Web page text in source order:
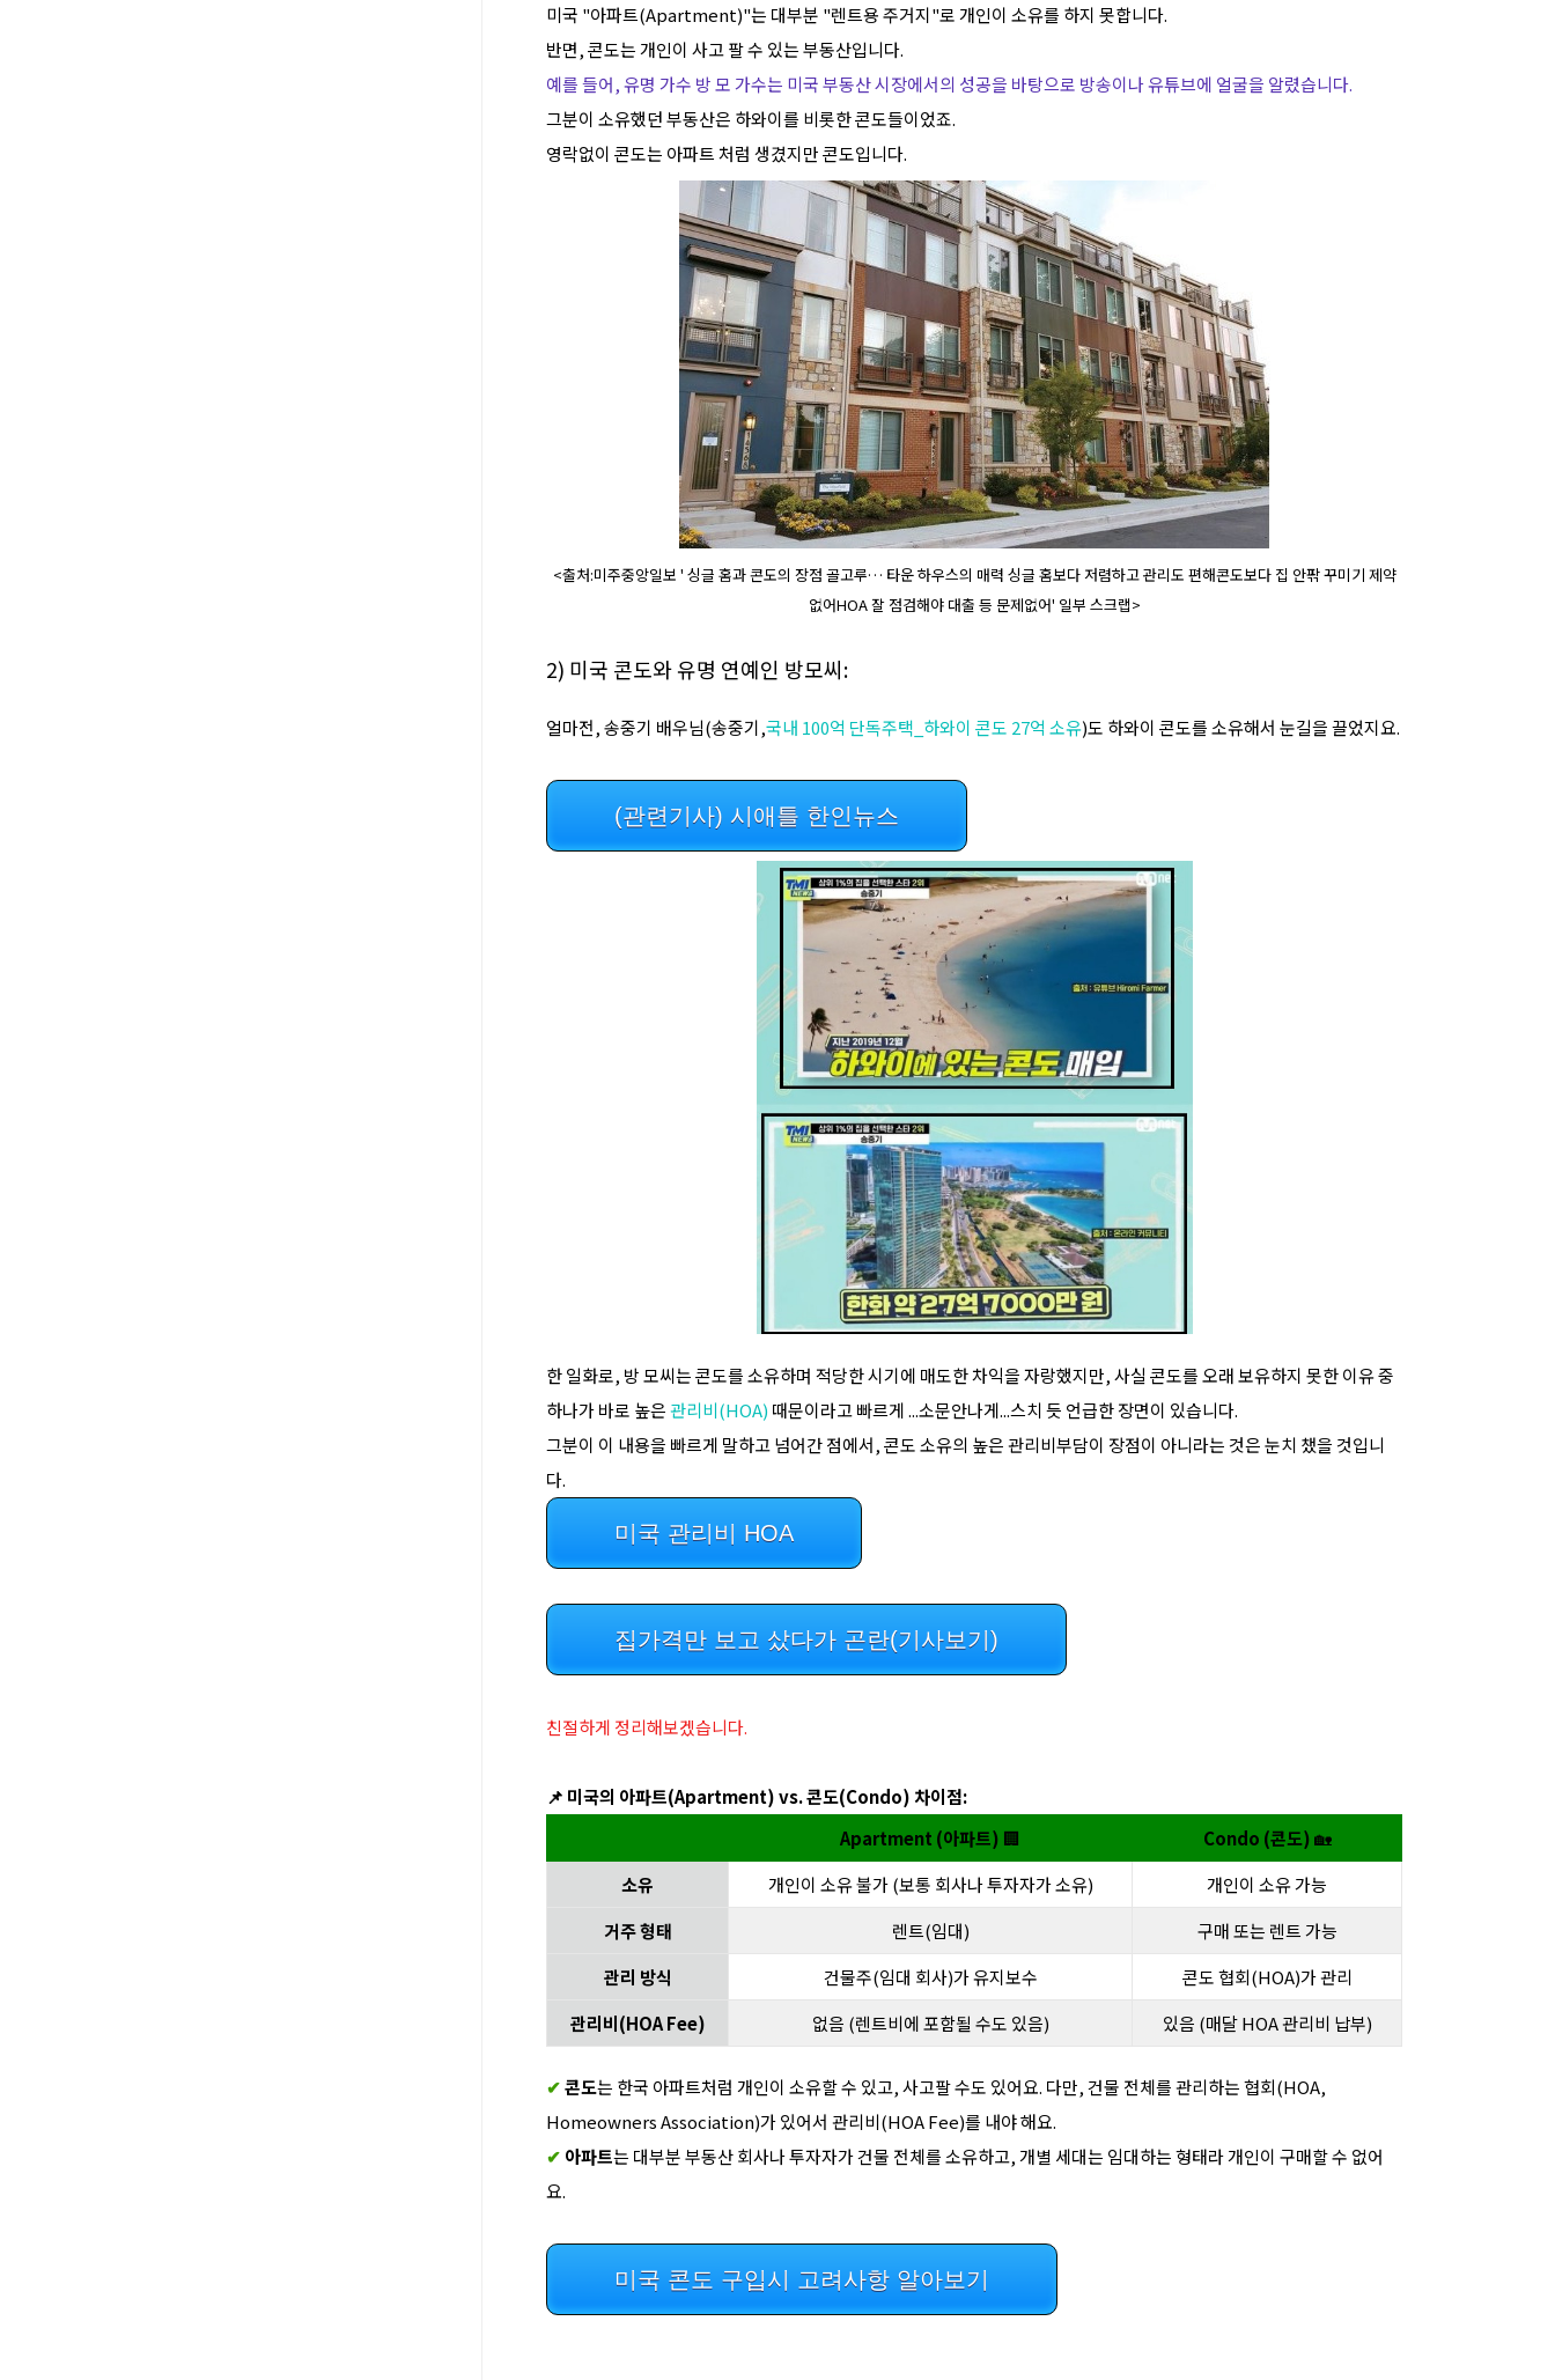
미국 "아파트(Apartment)"는 대부분 "렌트용 주거지"로 개인이 소유를 하지 못합니다.
반면, 콘도는 개인이 사고 팔 수 있는 부동산입니다.
예를 들어, 유명 가수 방 모 가수는 미국 부동산 시장에서의 성공을 바탕으로 방송이나 유튜브에 얼굴을 알렸습니다.
그분이 소유했던 부동산은 하와이를 비롯한 콘도들이었죠.
영락없이 콘도는 아파트 처럼 생겼지만 콘도입니다.
<출처:미주중앙일보 ' 싱글 홈과 콘도의 장점 골고루… 타운 하우스의 매력 싱글 홈보다 저렴하고 관리도 편해콘도보다 집 안팎 꾸미기 제약
없어HOA 잘 점검해야 대출 등 문제없어' 일부 스크랩>
2) 미국 콘도와 유명 연예인 방모씨:
얼마전, 송중기 배우님(송중기,국내 100억 단독주택_하와이 콘도 27억 소유)도 하와이 콘도를 소유해서 눈길을 끌었지요.
(관련기사) 시애틀 한인뉴스
한 일화로, 방 모씨는 콘도를 소유하며 적당한 시기에 매도한 차익을 자랑했지만, 사실 콘도를 오래 보유하지 못한 이유 중
하나가 바로 높은관리비(HOA) 때문이라고 빠르게 ...소문안나게...스치 듯 언급한 장면이 있습니다.
그분이 이 내용을 빠르게 말하고 넘어간 점에서, 콘도 소유의 높은 관리비부담이 장점이 아니라는 것은 눈치 챘을 것입니
다.
미국 관리비 HOA
집가격만 보고 샀다가 곤란(기사보기)
친절하게 정리해보겠습니다.
📌 미국의 아파트(Apartment) vs. 콘도(Condo) 차이점:
Apartment (아파트) 🏢 Condo (콘도)🏡
소유
개인이 소유 불가 (보통 회사나 투자자가 소유)
개인이 소유 가능
거주 형태
렌트(임대)
구매 또는 렌트 가능
관리 방식
건물주(임대 회사)가 유지보수
콘도 협회(HOA)가 관리
관리비(HOA Fee)
없음 (렌트비에 포함될 수도 있음) 있음 (매달 HOA 관리비 납부)
✔콘도는 한국 아파트처럼 개인이 소유할 수 있고, 사고팔 수도 있어요. 다만, 건물 전체를 관리하는 협회(HOA,
Homeowners Association)가 있어서 관리비(HOA Fee)를 내야 해요.
✔ 아파트는 대부분 부동산 회사나 투자자가 건물 전체를 소유하고, 개별 세대는 임대하는 형태라 개인이 구매할 수 없어
요.
미국 콘도 구입시 고려사항 알아보기